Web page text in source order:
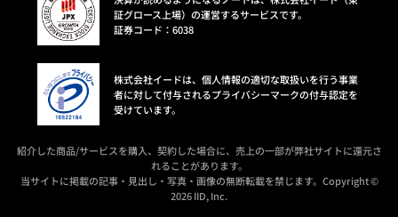
証グロース上場）の運営するサービスです。
証券コード：6038
株式会社イードは、個人情報の適切な取扱いを行う事業
者に対して付与されるプライバシーマークの付与認定を
受けています。
紹介した商品/サービスを購入、契約した場合に、売上の一部が弊社サイトに還元さ
れることがあります。
当サイトに掲載の記事・見出し・写真・画像の無断転載を禁じます。Copyright ©
2026 IID, Inc.